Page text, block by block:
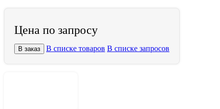
Цена по запросу
В заказ В списке товаров В списке запросов